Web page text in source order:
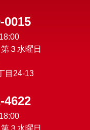
0015
３水曜日
目24-13
4622